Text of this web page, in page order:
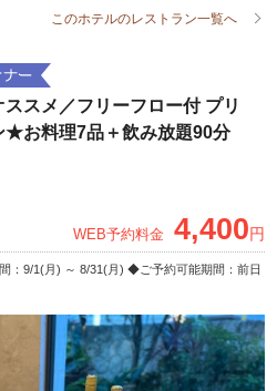
このホテルのレストラン一覧へ
スメ／フリーフロー付 プリ
★お料理7品＋飲み放題90分
WEB予約料金 4,400円
：9/1(月) ～ 8/31(月)
ご予約可能期間：前日